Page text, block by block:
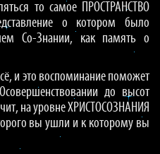
то самое ПРОСТРАНСТВО
о котором было
Со-Знании, как память о
и это воспоминание поможет
до высот
на уровне ХРИСТОСОЗНАНИЯ
вы ушли и к которому вы